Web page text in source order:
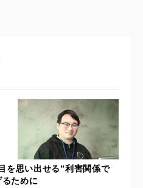
を思い出せる”利害関係で
ために